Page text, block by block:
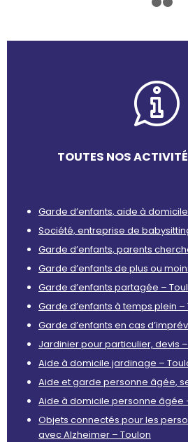
TOUTES NOS
Garde d’enfants, aide à
Société, entreprise de
Garde d’enfants, parents
Garde d’enfants de plus ou
Garde d’enfants partagée –
Garde d’enfants à temps plein –
Garde d’enfants en cas
Jardinier pour particulier, devis
Aide à domicile jardinage –
Aide et garde personne âgée,
Aide à domicile personne âgée
Objets connectés pour les
avec Alzheimer – Toulon